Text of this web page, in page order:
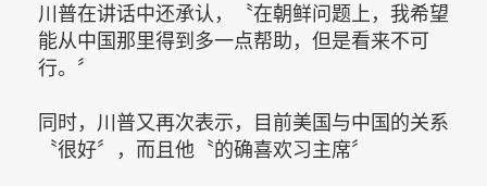
川普在讲话中还承认，〝在朝鲜问题上，我希望
能从中国那里得到多一点帮助，但是看来不可
行。〞
同时，川普又再次表示，目前美国与中国的关系
〝很好〞，而且他〝的确喜欢习主席〞